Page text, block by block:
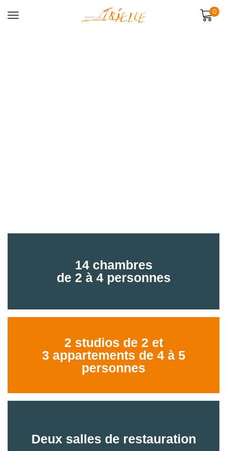
0
14 chambres
de 2 à 4 personnes
2 studios de 2 et
3 appartements de 4 à 5
personnes
Deux salles de restauration